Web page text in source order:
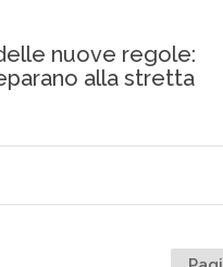
nuove regole:
alla stretta